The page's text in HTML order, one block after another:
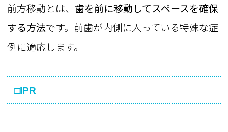
前方移動とは、 歯を前に移動してスペースを確保
する方法です。前歯が内側に入っている特殊な症
例に適応します。
□IPR